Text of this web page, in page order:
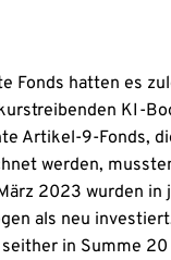
Fonds hatten es
KI-
Artikel-9-Fonds,
werden,
2023 wurden in
als neu
in Summe 20